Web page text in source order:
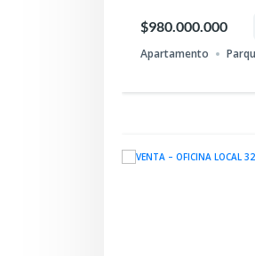
$980.000.000
Apartamento